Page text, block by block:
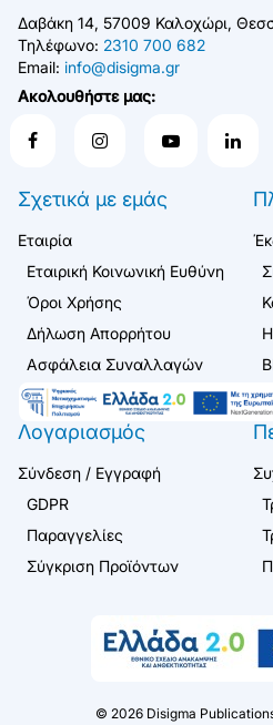
Δαβάκη 14, 57009 Καλοχώρι,
Τηλέφωνο: 2310 700 682
Email: info@disigma.gr
Ακολουθήστε μας:
Σχετικά με εμάς
Εταιρία
Εταιρική Κοινωνική Ευθύνη
Όροι Χρήσης
Δήλωση Απορρήτου
Ασφάλεια Συναλλαγών
Λογαριασμός
Σύνδεση / Εγγραφή
GDPR
Παραγγελίες
Σύγκριση Προϊόντων
© 2026Disigma